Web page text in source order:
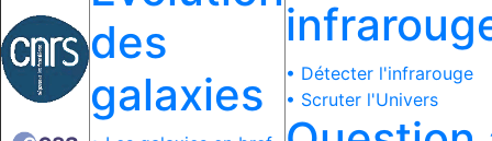
des
galaxies
• Détecter l'infrarouge
• Scruter l'Univers